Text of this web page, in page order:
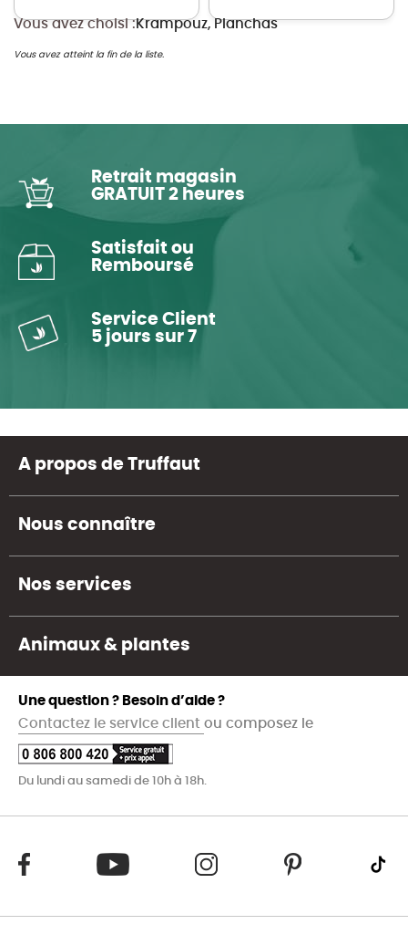
Vous avez atteint la fin de la liste.
Vous avez choisi :Krampouz, Planchas
Retrait magasin
GRATUIT 2 heures
Satisfait ou
Remboursé
Service Client
5 jours sur 7
A propos de Truffaut
Nous connaître
Nos services
Animaux & plantes
Une question ? Besoin d’aide ?
Contactez le service client ou composez le
Du lundi au samedi de 10h à 18h.